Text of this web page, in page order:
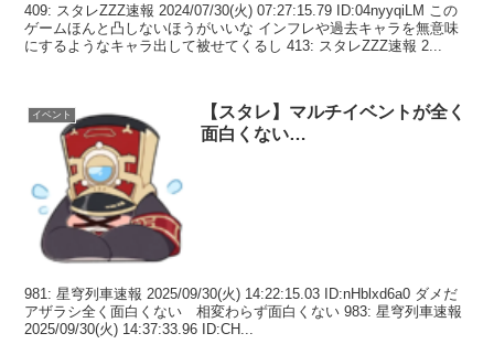
409: スタレZZZ速報 2024/07/30(火) 07:27:15.79 ID:04nyyqiLM この
ゲームほんと凸しないほうがいいな インフレや過去キャラを無意味
にするようなキャラ出して被せてくるし 413: スタレZZZ速報 2...
イベント
【スタレ】マルチイベントが全く
面白くない…
981: 星穹列車速報 2025/09/30(火) 14:22:15.03 ID:nHblxd6a0 ダメだ
アザラシ全く面白くない 相変わらず面白くない 983: 星穹列車速報
2025/09/30(火) 14:37:33.96 ID:CH...